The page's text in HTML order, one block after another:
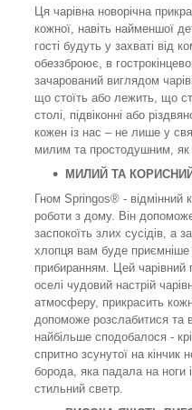
Ця чарівна новорічна
кожної, навіть найменшої
гості будуть у захваті від
обеззброює, в
зачарований виглядом
що стоїть або лежить, що
столі, підвіконні або
кожен із нас – не лише у
милим та простодушним,
МИЛИЙ ТА
Гном Springos® - відмінний
роботи з дому. Він
заспокоїть злих сусідів, а
хлопця вам буде приємніше
прибиранням. Цей
оселі чудовий настрій
атмосферу, прикрасить
допоможе розслабитися та
найбільше сподобалося -
спритно зсунутої на кінчик
борода, яка падала на ноги
стильний светр.